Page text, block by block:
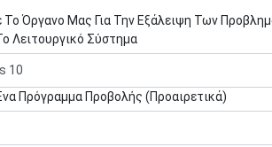
Το Όργανο Μας Για Την Εξάλειψη Των
Λειτουργικό Σύστημα
Πρόγραμμα Προβολής (Προαιρετικά)